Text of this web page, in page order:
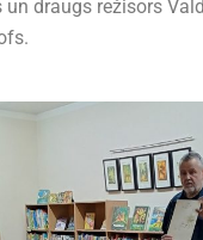
draugs režisors